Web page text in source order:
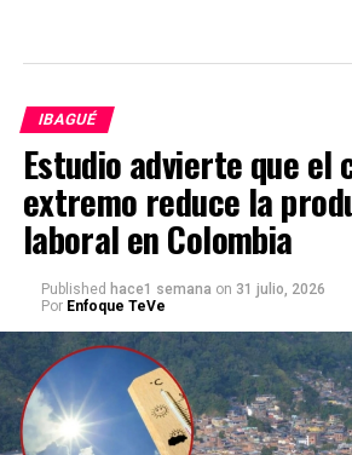
IBAGUÉ
Estudio advierte que el
extremo reduce la
laboral en Colombia
Published hace1 semana on 31 julio, 2026
Por Enfoque TeVe